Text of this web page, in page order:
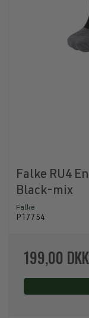
Falke RU4
Black-mix
Falke
P17754
199,00 DKK